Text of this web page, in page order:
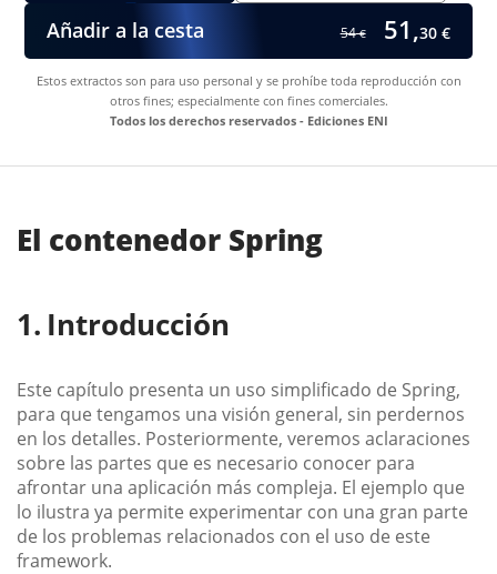
Añadir a la cesta 54€ 51,30 €
Estos extractos son para uso personal y se prohíbe toda reproducción con
otros fines; especialmente con fines comerciales.
Todos los derechos reservados - Ediciones ENI
El contenedor Spring
Introducción
Este capítulo presenta un uso simplificado de Spring,
para que tengamos una visión general, sin perdernos
en los detalles. Posteriormente, veremos aclaraciones
sobre las partes que es necesario conocer para
afrontar una aplicación más compleja. El ejemplo que
lo ilustra ya permite experimentar con una gran parte
de los problemas relacionados con el uso de este
framework.